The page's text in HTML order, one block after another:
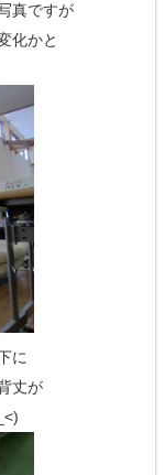
真ですが
化かと
に
丈が